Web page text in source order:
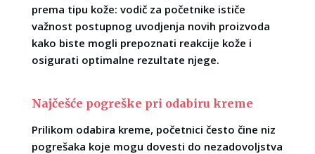
prema tipu kože: vodič za početnike ističe
važnost postupnog uvodjenja novih proizvoda
kako biste mogli prepoznati reakcije kože i
osigurati optimalne rezultate njege.
Najčešće pogreške pri odabiru kreme
Prilikom odabira kreme, početnici često čine niz
pogrešaka koje mogu dovesti do nezadovoljstva